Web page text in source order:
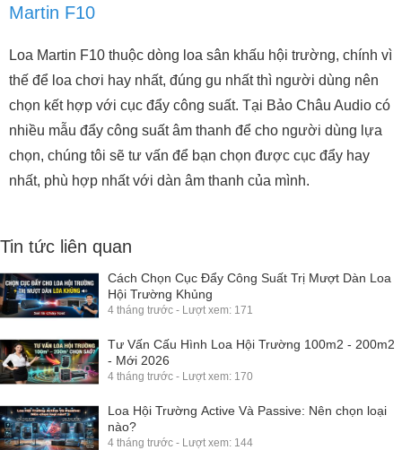
Martin F10
Loa Martin F10 thuộc dòng loa sân khấu hội trường, chính vì
thế để loa chơi hay nhất, đúng gu nhất thì người dùng nên
chọn kết hợp với cục đẩy công suất. Tại Bảo Châu Audio có
nhiều mẫu đẩy công suất âm thanh để cho người dùng lựa
chọn, chúng tôi sẽ tư vấn để bạn chọn được cục đẩy hay
nhất, phù hợp nhất với dàn âm thanh của mình.
Tin tức liên quan
Cách Chọn Cục Đẩy Công Suất Trị Mượt Dàn Loa
Hội Trường Khủng
4 tháng trước - Lượt xem: 171
Tư Vấn Cấu Hình Loa Hội Trường 100m2 - 200m2
- Mới 2026
4 tháng trước - Lượt xem: 170
Loa Hội Trường Active Và Passive: Nên chọn loại
nào?
4 tháng trước - Lượt xem: 144